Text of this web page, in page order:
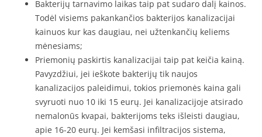
Bakterijų tarnavimo laikas taip pat sudaro dalį kainos.
Todėl visiems pakankančios bakterijos kanalizacijai
kainuos kur kas daugiau, nei užtenkančių keliems
mėnesiams;
Priemonių paskirtis kanalizacijai taip pat keičia kainą.
Pavyzdžiui, jei ieškote bakterijų tik naujos
kanalizacijos paleidimui, tokios priemonės kaina gali
svyruoti nuo 10 iki 15 eurų. Jei kanalizacijoje atsirado
nemalonūs kvapai, bakterijoms teks išleisti daugiau,
apie 16-20 eurų. Jei kemšasi infiltracijos sistema,